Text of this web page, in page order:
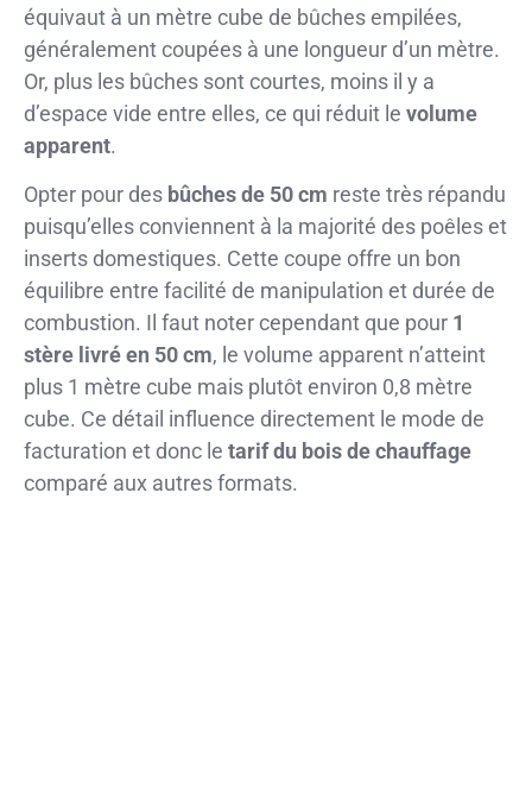
équivaut à un mètre cube de bûches empilées,
généralement coupées à une longueur d’un mètre.
Or, plus les bûches sont courtes, moins il y a
d’espace vide entre elles, ce qui réduit le volume
apparent.
Opter pour des bûches de 50 cm reste très répandu
puisqu’elles conviennent à la majorité des poêles et
inserts domestiques. Cette coupe offre un bon
équilibre entre facilité de manipulation et durée de
combustion. Il faut noter cependant que pour 1
stère livré en 50 cm, le volume apparent n’atteint
plus 1 mètre cube mais plutôt environ 0,8 mètre
cube. Ce détail influence directement le mode de
facturation et donc le tarif du bois de chauffage
comparé aux autres formats.